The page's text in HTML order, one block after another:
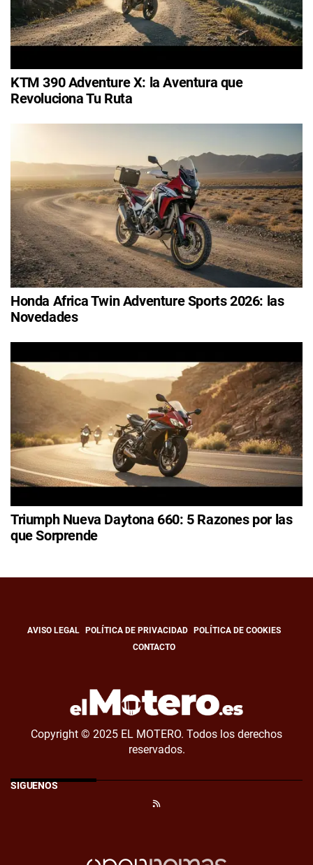
KTM 390 Adventure X: la Aventura que
Revoluciona Tu Ruta
Honda Africa Twin Adventure Sports 2026: las
Novedades
Triumph Nueva Daytona 660: 5 Razones por las
que Sorprende
AVISO LEGAL POLÍTICA DE PRIVACIDAD
POLÍTICA DE COOKIES
CONTACTO
Copyright © 2025 EL MOTERO. Todos los derechos
reservados.
SÍGUENOS